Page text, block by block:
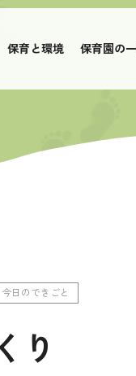
保育と環境 保育園の
今日のできごと
り